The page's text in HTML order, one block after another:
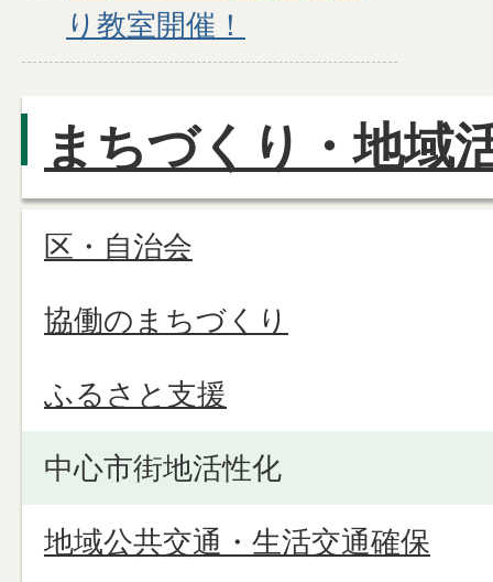
り教室開催！
まちづくり・地域
区・自治会
協働のまちづくり
ふるさと支援
中心市街地活性化
地域公共交通・生活交通確保